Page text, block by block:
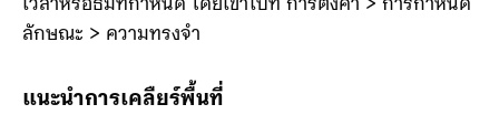
เวลาหรือธีมที่กำหนด โดยเข้าไปที่ การตั้งค่า > การกำหนด
ลักษณะ > ความทรงจำ
แนะนำการเคลืยร์พื้นที่